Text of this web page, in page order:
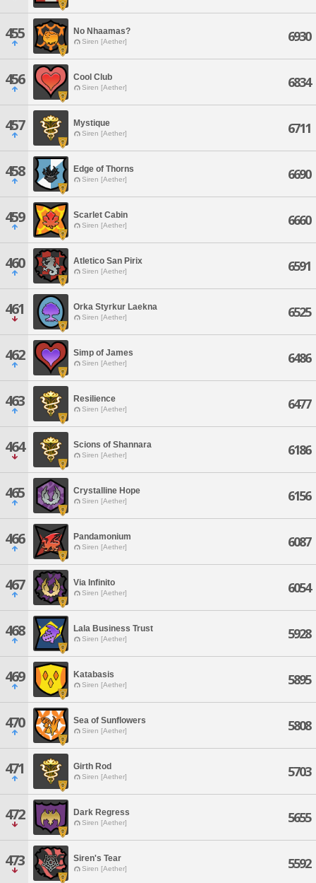
455 No Nhaamas?
Siren [Aether] 6930
456 Cool Club
Siren [Aether] 6834
457 Mystique
Siren [Aether] 6711
458 Edge of Thorns
Siren [Aether] 6690
459 Scarlet Cabin
Siren [Aether] 6660
460 Atletico San Pirix
Siren [Aether] 6591
461 Orka Styrkur Laekna
Siren [Aether] 6525
462 Simp of James
Siren [Aether] 6486
463 Resilience
Siren [Aether] 6477
464 Scions of Shannara
Siren [Aether] 6186
465 Crystalline Hope
Siren [Aether] 6156
466 Pandamonium
Siren [Aether] 6087
467 Via Infinito
Siren [Aether] 6054
468 Lala Business Trust
Siren [Aether] 5928
469 Katabasis
Siren [Aether] 5895
470 Sea of Sunflowers
Siren [Aether] 5808
471 Girth Rod
Siren [Aether] 5703
472 Dark Regress
Siren [Aether] 5655
473 Siren's Tear
Siren [Aether] 5592